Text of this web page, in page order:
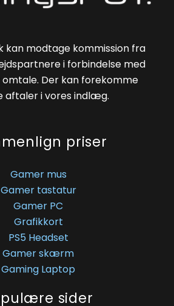
kan modtage kommission fra
i forbindelse med
Der kan forekomme
aftaler i vores indlæg.
priser
Gamer mus
Gamer tastatur
Gamer PC
Grafikkort
PS5 Headset
Gamer skærm
Gaming Laptop
sider